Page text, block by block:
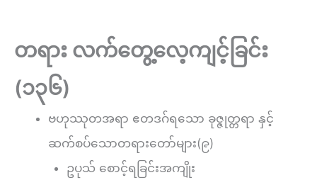
တရား လက်တွေ့လေ့ကျင့်ခြင်း
(၁၃၆)
ဗဟုဿုတအရာ ဧတဒဂ်ရသော ခုဇ္ဇုတ္တရာ နှင့်
ဆက်စပ်သောတရားတော်များ(၉)
ဥပုသ် စောင့်ရခြင်းအကျိုး